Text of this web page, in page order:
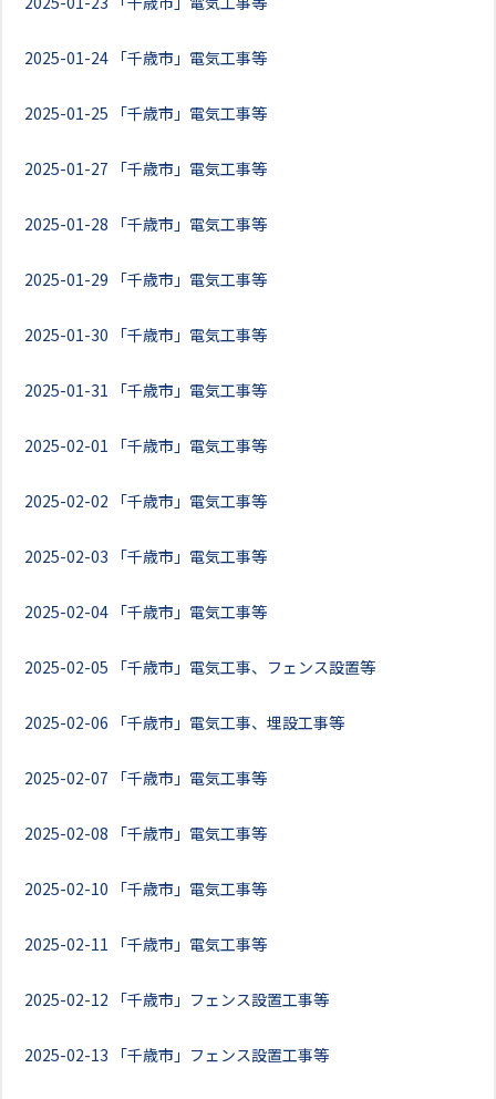
2025-01-24 「千歳市」電気工事等
2025-01-25 「千歳市」電気工事等
2025-01-27 「千歳市」電気工事等
2025-01-28 「千歳市」電気工事等
2025-01-29 「千歳市」電気工事等
2025-01-30 「千歳市」電気工事等
2025-01-31 「千歳市」電気工事等
2025-02-01 「千歳市」電気工事等
2025-02-02 「千歳市」電気工事等
2025-02-03 「千歳市」電気工事等
2025-02-04 「千歳市」電気工事等
2025-02-05 「千歳市」電気工事、フェンス設置等
2025-02-06 「千歳市」電気工事、埋設工事等
2025-02-07 「千歳市」電気工事等
2025-02-08 「千歳市」電気工事等
2025-02-10 「千歳市」電気工事等
2025-02-11 「千歳市」電気工事等
2025-02-12 「千歳市」フェンス設置工事等
2025-02-13 「千歳市」フェンス設置工事等